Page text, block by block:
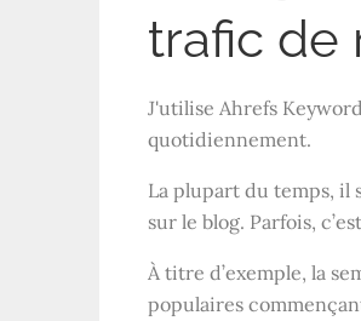
trafic de
J'utilise Ahrefs
quotidiennement.
La plupart du temps, il
sur le blog. Parfois,
À titre d’exemple, la
populaires